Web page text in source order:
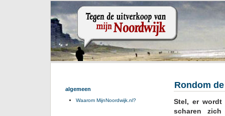
Rondom
Stel, er wordt
scharen
algemeen
Waarom MijnNoordwijk.nl?